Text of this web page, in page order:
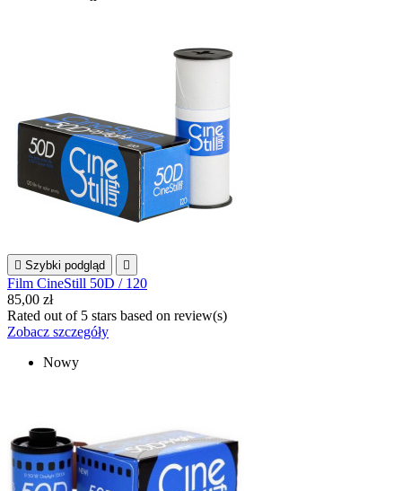
 Szybki podgląd 
Film CineStill 50D / 120
85,00 zł
Rated out of 5 stars based on review(s)
Zobacz szczegóły
Nowy